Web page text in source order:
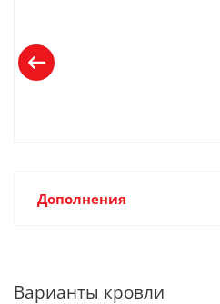
Дополнения
Варианты кровли